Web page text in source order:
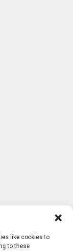
like cookies to
to these